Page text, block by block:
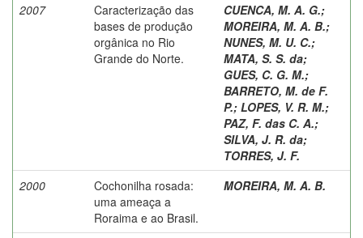
2007
Caracterização das
bases de produção
orgânica no Rio
Grande do Norte.
CUENCA, M. A. G.;
MOREIRA, M. A. B.;
NUNES, M. U. C.;
MATA, S. S. da;
GUES, C. G. M.;
BARRETO, M. de F.
P.; LOPES, V. R. M.;
PAZ, F. das C. A.;
SILVA, J. R. da;
TORRES, J. F.
2000
Cochonilha rosada:
uma ameaça a
Roraima e ao Brasil.
MOREIRA, M. A. B.